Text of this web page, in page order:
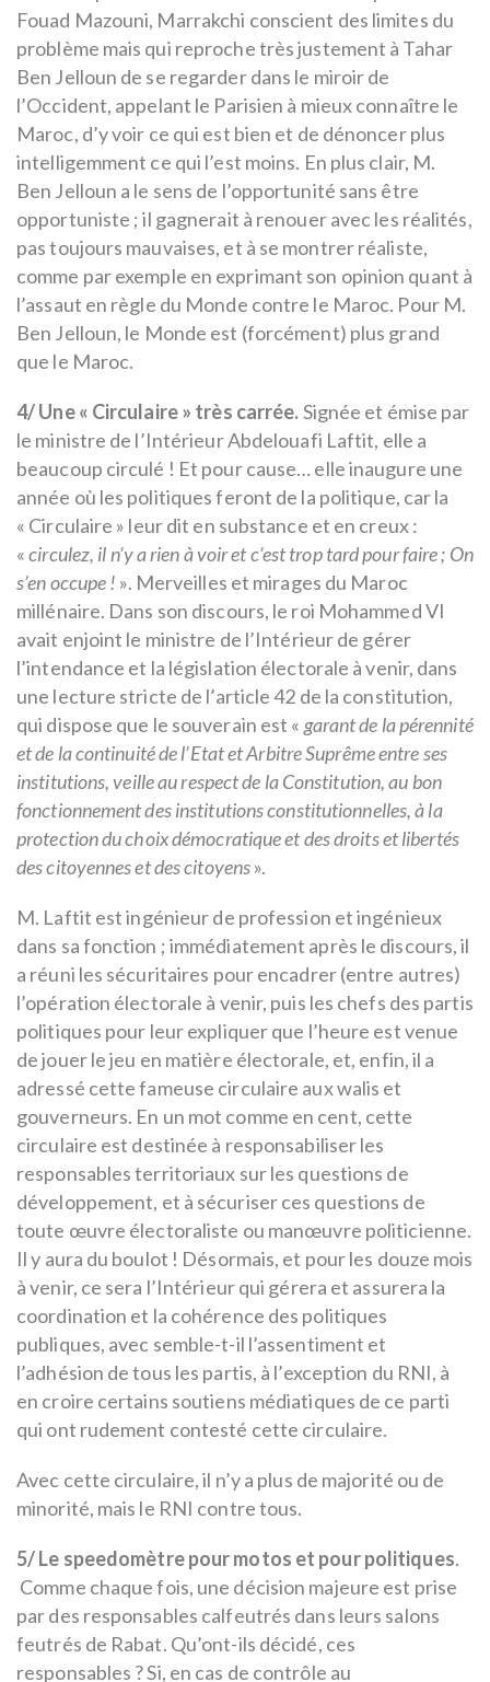
Fouad Mazouni, Marrakchi conscient des limites du
problème mais qui reproche très justement à Tahar
Ben Jelloun de se regarder dans le miroir de
l’Occident, appelant le Parisien à mieux connaître le
Maroc, d’y voir ce qui est bien et de dénoncer plus
intelligemment ce qui l’est moins. En plus clair, M.
Ben Jelloun a le sens de l’opportunité sans être
opportuniste ; il gagnerait à renouer avec les réalités,
pas toujours mauvaises, et à se montrer réaliste,
comme par exemple en exprimant son opinion quant à
l’assaut en règle du Monde contre le Maroc. Pour M.
Ben Jelloun, le Monde est (forcément) plus grand
que le Maroc.
4/ Une « Circulaire » très carrée.Signée et émise par
le ministre de l’Intérieur Abdelouafi Laftit, elle a
beaucoup circulé ! Et pour cause… elle inaugure une
année où les politiques feront de la politique, car la
« Circulaire » leur dit en substance et en creux :
«circulez, il n’y a rien à voir et c’est trop tard pour faire ; On
s’en occupe ! ». Merveilles et mirages du Maroc
millénaire. Dans son discours, le roi Mohammed VI
avait enjoint le ministre de l’Intérieur de gérer
l’intendance et la législation électorale à venir, dans
une lecture stricte de l’article 42 de la constitution,
qui dispose que le souverain est « garant de la pérennité
et de la continuité de l’Etat et Arbitre Suprême entre ses
institutions, veille au respect de la Constitution, au bon
fonctionnement des institutions constitutionnelles, à la
protection du choix démocratique et des droits et libertés
des citoyennes et des citoyens».
M. Laftit est ingénieur de profession et ingénieux
dans sa fonction ; immédiatement après le discours, il
a réuni les sécuritaires pour encadrer (entre autres)
l’opération électorale à venir, puis les chefs des partis
politiques pour leur expliquer que l’heure est venue
de jouer le jeu en matière électorale, et, enfin, il a
adressé cette fameuse circulaire aux walis et
gouverneurs. En un mot comme en cent, cette
circulaire est destinée à responsabiliser les
responsables territoriaux sur les questions de
développement, et à sécuriser ces questions de
toute œuvre électoraliste ou manœuvre politicienne.
Il y aura du boulot ! Désormais, et pour les douze mois
à venir, ce sera l’Intérieur qui gérera et assurera la
coordination et la cohérence des politiques
publiques, avec semble-t-il l’assentiment et
l’adhésion de tous les partis, à l’exception du RNI, à
en croire certains soutiens médiatiques de ce parti
qui ont rudement contesté cette circulaire.
Avec cette circulaire, il n’y a plus de majorité ou de
minorité, mais le RNI contre tous.
5/ Le speedomètrepour motos et pour politiques.
Comme chaque fois, une décision majeure est prise
par des responsables calfeutrés dans leurs salons
feutrés de Rabat. Qu’ont-ils décidé, ces
responsables ? Si, en cas de contrôle au